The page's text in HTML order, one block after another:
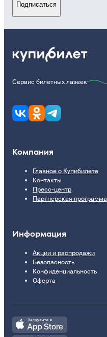
Подписаться
Сервис билетных лазеек
Компания
Главное о Купибилете
Контакты
Пресс-центр
Партнерская программа
Информация
Акции и распродажи
Безопасность
Конфиденциальность
Оферта